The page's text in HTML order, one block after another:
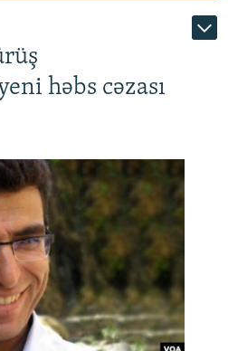
həbs cəzası